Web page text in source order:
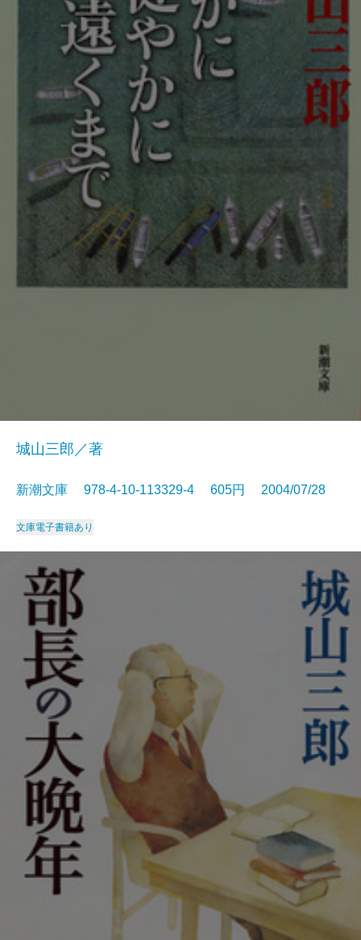
城山三郎／著
新潮文庫 978-4-10-113329-4 605円 2004/07/28
文庫電子書籍あり